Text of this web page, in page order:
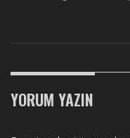
YORUM YAZIN